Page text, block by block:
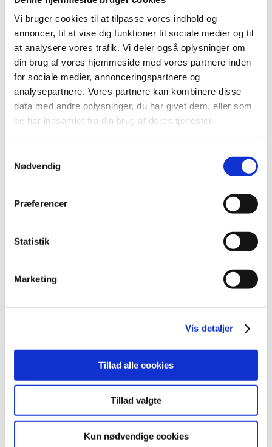
Vi bruger cookies til at tilpasse vores indhold og
annoncer, til at vise dig funktioner til sociale medier og til
at analysere vores trafik. Vi deler også oplysninger om
din brug af vores hjemmeside med vores partnere inden
for sociale medier, annonceringspartnere og
analysepartnere. Vores partnere kan kombinere disse
data med andre oplysninger, du har givet dem, eller som
de har indsamlet fra din brug af deres tjenester.
Nødvendig
Præferencer
Statistik
Marketing
Vis detaljer
Tillad alle cookies
Tillad valgte
Kun nødvendige cookies
Der er for nyligt indberettet svære, inklusive fatale,
tilfælde af lægemiddelinduceret leverskade (DILI) ved …
Systemiske og inhalerede fluoroquinoloner:
risiko for hjerteklapinsufficiens
|2. november 2020 |
Indehavere af markedsføringstilladelserne for
Global kampagne sætter endnu en gang fokus
på bivirkninger og vigtigheden i at indberette
| 2. november 2020
indberetning af bivirkninger er netop skudt i gang. For…
Danskernes forbrug af opioider er faldende
2. november 2020
Forrige 1 2
TID